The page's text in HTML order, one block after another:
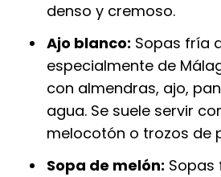
denso y cremoso.
Ajo blanco: Sopas fría
especialmente de
con almendras, ajo,
agua. Se suele servir
melocotón o trozos de
Sopa de melón: Sopas